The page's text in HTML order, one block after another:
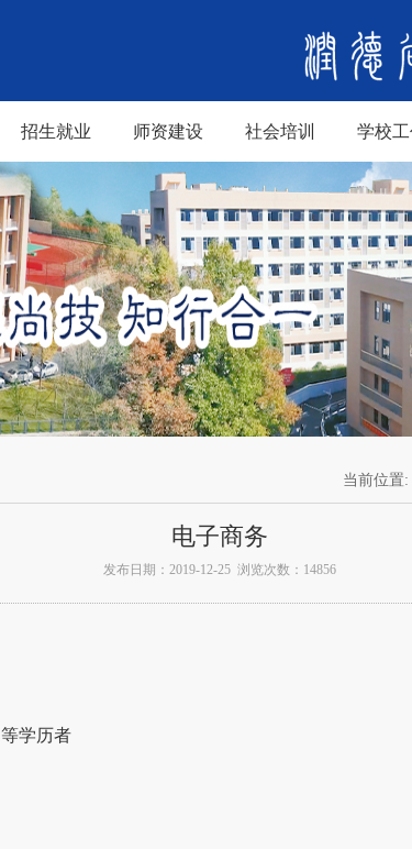
招生就业 师资建设 社会培训 学校
当前位置:
电子商务
发布日期：2019-12-25 浏览次数：14856
学历者